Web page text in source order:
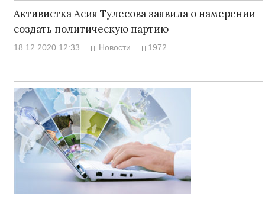
Активистка Асия Тулесова заявила о намерении
создать политическую партию
18.12.2020 12:33 Новости 1972